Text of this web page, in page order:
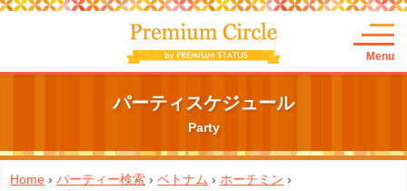
Menu
パーティスケジュール
Party
Home ›パーティー検索 ›ベトナム › ホーチミン ›